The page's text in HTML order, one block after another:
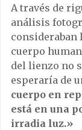
A través de
análisis
consideraban
cuerpo
del lienzo no
esperaría de
cuerpo en
está en una
irradia luz.»